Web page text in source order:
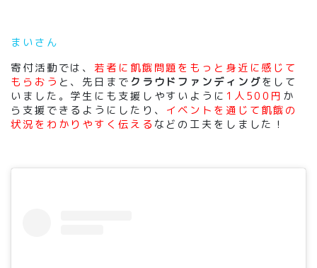
まいさん
寄付活動では、 若者に飢餓問題をもっと身近に感じて
もらおう と、先日まで クラウドファンディングをして
いました。学生にも支援しやすいように 1人500円 か
ら支援できるようにしたり、 イベントを通じて飢餓の
状況をわかりやすく伝える などの工夫をしました！